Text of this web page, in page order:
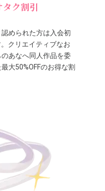
ク割引
められた方は入会初
クリエイティブなお
あなへ同人作品を委
大50%OFFのお得な割